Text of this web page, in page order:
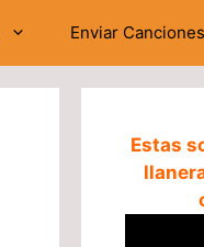
Enviar Canciones
Estas